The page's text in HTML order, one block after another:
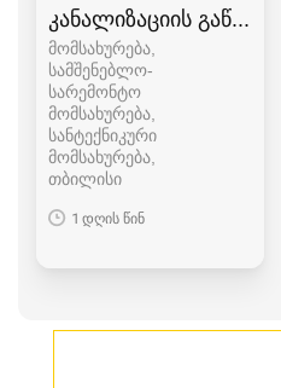
კანალიზაციის გაწმენდა
მომსახურება,
სამშენებლო-
სარემონტო
მომსახურება,
სანტექნიკური
მომსახურება
თბილისი
1 დღის წინ